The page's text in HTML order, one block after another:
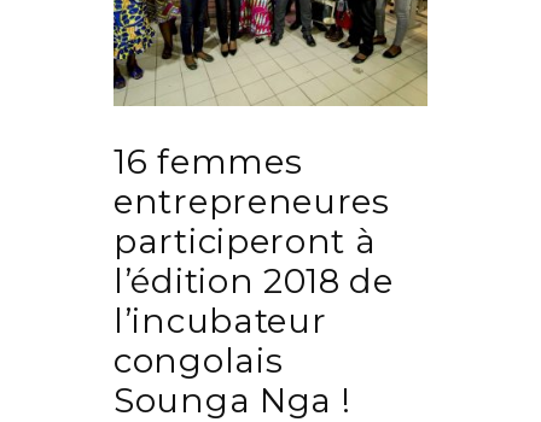
16 femmes
entrepreneures
participeront à
l’édition 2018 de
l’incubateur
congolais
Sounga Nga !